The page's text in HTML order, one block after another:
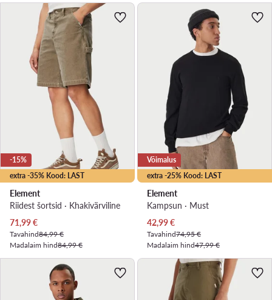
extra -35% Kood: LAST
-15%
Element
Riidest šortsid · Khakivärviline
Praegune hind
71,99€
Tavahind84,99 €
Madalaim hind84,99 €
extra -25% Kood: LAST
Võimalus
Element
Kampsun · Must
Praegune hind
42,99€
Tavahind74,95 €
Madalaim hind47,99 €